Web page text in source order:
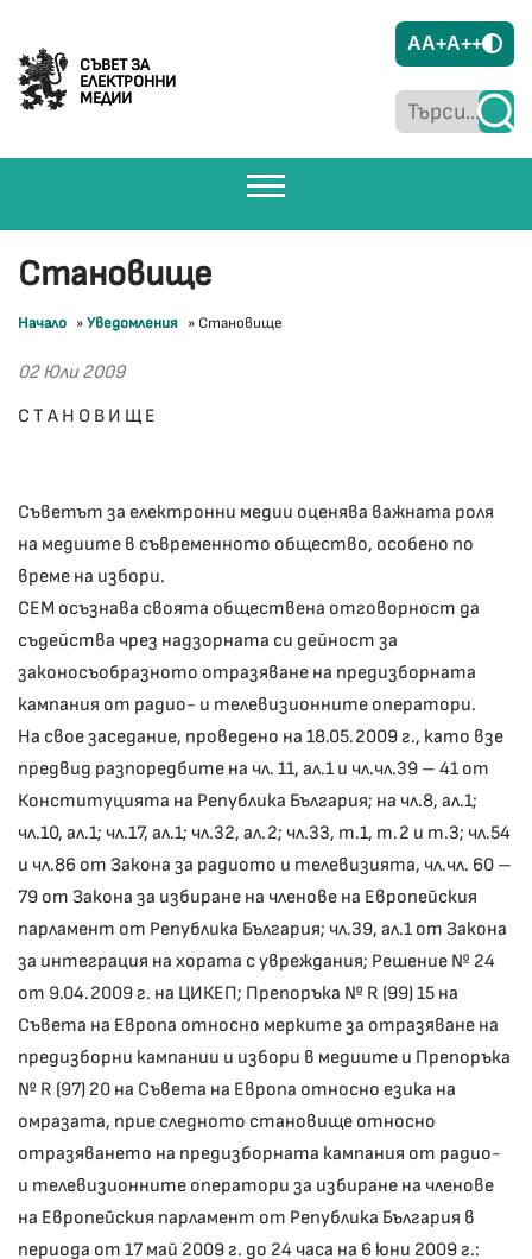
СЪВЕТ ЗА
ЕЛЕКТРОННИ
МЕДИИ
AA+A++
Становище
Начало »Уведомления » Становище
02 Юли 2009
С Т А Н О В И Щ Е
Съветът за електронни медии оценява важната роля
на медиите в съвременното общество, особено по
време на избори.
СЕМ осъзнава своята обществена отговорност да
съдейства чрез надзорната си дейност за
законосъобразното отразяване на предизборната
кампания от радио- и телевизионните оператори.
На свое заседание, проведено на 18.05.2009 г., като взе
предвид разпоредбите на чл. 11, ал.1 и чл.чл.39 – 41 от
Конституцията на Република България; на чл.8, ал.1;
чл.10, ал.1; чл.17, ал.1; чл.32, ал.2; чл.33, т.1, т.2 и т.3; чл.54
и чл.86 от Закона за радиото и телевизията, чл.чл. 60 –
79 от Закона за избиране на членове на Европейския
парламент от Република България; чл.39, ал.1 от Закона
за интеграция на хората с увреждания; Решение № 24
от 9.04.2009 г. на ЦИКЕП; Препоръка № R (99) 15 на
Съвета на Европа относно мерките за отразяване на
предизборни кампании и избори в медиите и Препоръка
№ R (97) 20 на Съвета на Европа относно езика на
омразата, прие следното становище относно
отразяването на предизборната кампания от радио-
и телевизионните оператори за избиране на членове
на Европейския парламент от Република България в
периода от 17 май 2009 г. до 24 часа на 6 юни 2009 г.: